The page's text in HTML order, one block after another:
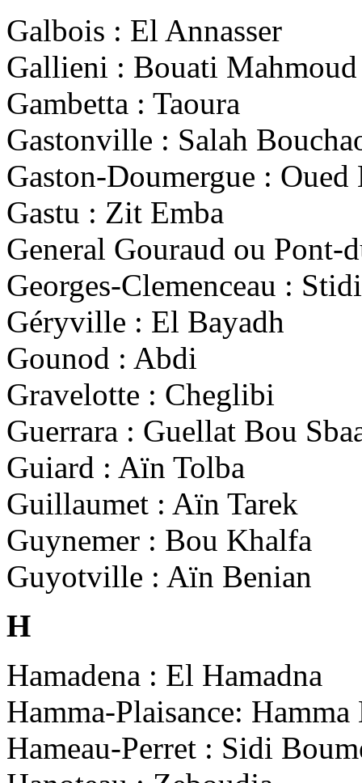
Galbois : El Annasser
Gallieni : Bouati Mahmoud
Gambetta : Taoura
Gastonville : Salah
Gaston-Doumergue : Oued
Gastu : Zit Emba
General Gouraud ou
Georges-Clemenceau :
Géryville : El Bayadh
Gounod : Abdi
Gravelotte : Cheglibi
Guerrara : Guellat Bou
Guiard : Aïn Tolba
Guillaumet : Aïn Tarek
Guynemer : Bou Khalfa
Guyotville : Aïn Benian
H
Hamadena : El Hamadna
Hamma-Plaisance: Hamma
Hameau-Perret : Sidi